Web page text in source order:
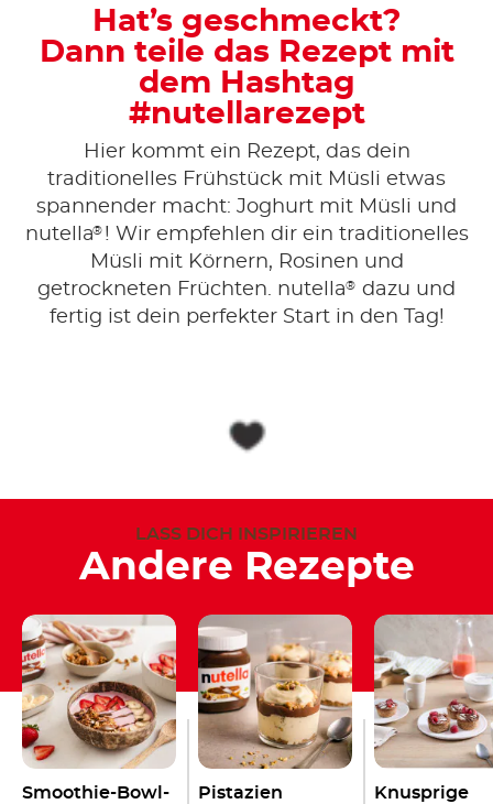
Hat’s geschmeckt?
Dann teile das Rezept mit
dem Hashtag
#nutellarezept
Hier kommt ein Rezept, das dein
traditionelles Frühstück mit Müsli etwas
spannender macht: Joghurt mit Müsli und
nutella® ! Wir empfehlen dir ein traditionelles
Müsli mit Körnern, Rosinen und
getrockneten Früchten. nutella® dazu und
fertig ist dein perfekter Start in den Tag!
LASS DICH INSPIRIEREN
Andere Rezepte
Smoothie-Bowl-
Pistazien
Knusprige